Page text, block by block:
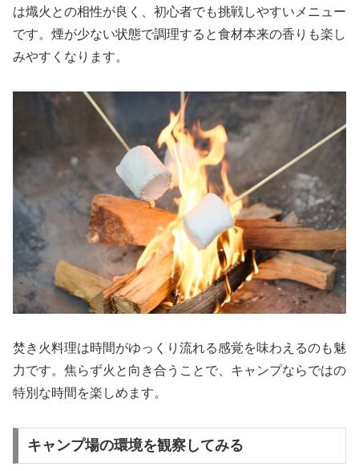
は熾火との相性が良く、初心者でも挑戦しやすいメニュー
です。煙が少ない状態で調理すると食材本来の香りも楽し
みやすくなります。
焚き火料理は時間がゆっくり流れる感覚を味わえるのも魅
力です。焦らず火と向き合うことで、キャンプならではの
特別な時間を楽しめます。
キャンプ場の環境を観察してみる